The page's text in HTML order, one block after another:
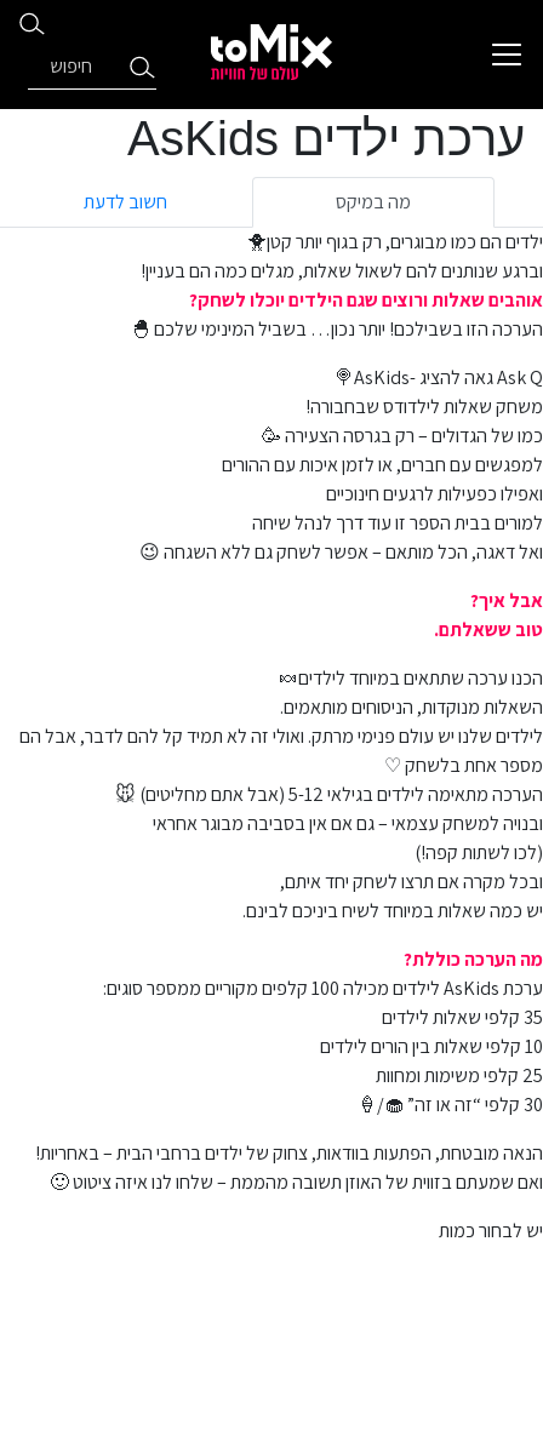
ערכת ילדים AsKids
מה במיקס
חשוב לדעת
ילדים הם כמו מבוגרים, רק בגוף יותר קטן🐥
וברגע שנותנים להם לשאול שאלות, מגלים כמה הם בעניין!
אוהבים שאלות ורוצים שגם הילדים יוכלו לשחק?
הערכה הזו בשבילכם! יותר נכון… בשביל המינימי שלכם 🐣
Ask Q גאה להציג -AsKids🍭
משחק שאלות לילדודס שבחבורה!
כמו של הגדולים – רק בגרסה הצעירה 🥳
למפגשים עם חברים, או לזמן איכות עם ההורים
ואפילו כפעילות לרגעים חינוכיים
למורים בבית הספר זו עוד דרך לנהל שיחה
ואל דאגה, הכל מותאם – אפשר לשחק גם ללא השגחה 😉
אבל איך?
טוב ששאלתם.
הכנו ערכה שתתאים במיוחד לילדים🍬
השאלות מנוקדות, הניסוחים מותאמים.
לילדים שלנו יש עולם פנימי מרתק. ואולי זה לא תמיד קל להם לדבר, אבל הם
מספר אחת בלשחק ♡
הערכה מתאימה לילדים בגילאי 5-12 (אבל אתם מחליטים) 🐭
ובנויה למשחק עצמאי – גם אם אין בסביבה מבוגר אחראי
(לכו לשתות קפה!)
ובכל מקרה אם תרצו לשחק יחד איתם,
יש כמה שאלות במיוחד לשיח ביניכם לבינם.
מה הערכה כוללת?
ערכת AsKids לילדים מכילה 100 קלפים מקוריים ממספר סוגים:
35 קלפי שאלות לילדים
10 קלפי שאלות בין הורים לילדים
25 קלפי משימות ומחוות
30 קלפי “זה או זה” 🧁/🍦
הנאה מובטחת, הפתעות בוודאות, צחוק של ילדים ברחבי הבית – באחריות!
ואם שמעתם בזווית של האוזן תשובה מהממת – שלחו לנו איזה ציטוט 🙂
יש לבחור כמות